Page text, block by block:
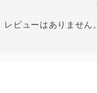
レビューはありません。